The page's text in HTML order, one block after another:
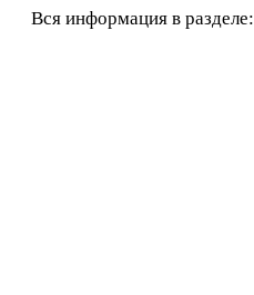
Вся информация в разделе: